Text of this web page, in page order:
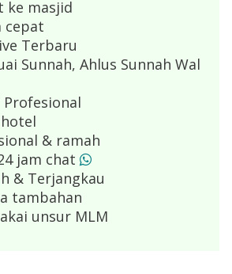
ke masjid
cepat
Terbaru
Sunnah, Ahlus Sunnah Wal
& ramah
jam chat
& Terjangkau
tambahan
unsur MLM